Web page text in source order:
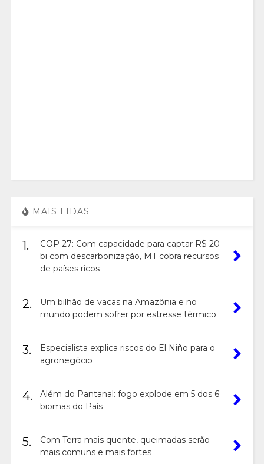
MAIS LIDAS
1.
COP 27: Com capacidade para captar R$ 20
bi com descarbonização, MT cobra recursos
de países ricos
2.
Um bilhão de vacas na Amazônia e no
mundo podem sofrer por estresse térmico
3.
Especialista explica riscos do El Niño para o
agronegócio
4.
Além do Pantanal: fogo explode em 5 dos 6
biomas do País
5.
Com Terra mais quente, queimadas serão
mais comuns e mais fortes